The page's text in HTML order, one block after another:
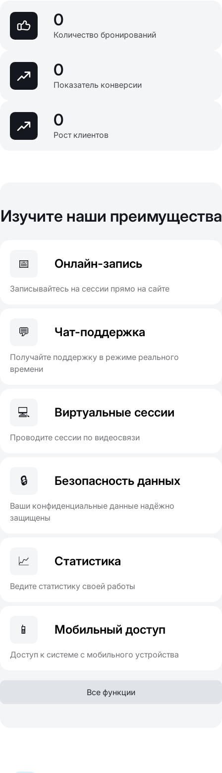
0
Количество бронирований
0
Показатель конверсии
0
Рост клиентов
Изучите наши преимущества
📅 Онлайн-запись
Записывайтесь на сессии прямо на сайте
💬 Чат-поддержка
Получайте поддержку в режиме реального
времени
💻 Виртуальные сессии
Проводите сессии по видеосвязи
🔒 Безопасность данных
Ваши конфиденциальные данные надёжно
защищены
📈 Статистика
Ведите статистику своей работы
📱 Мобильный доступ
Доступ к системе с мобильного устройства
Все функции